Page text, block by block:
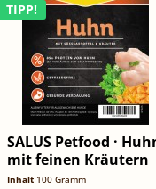
TIPP!
SALUS Petfood ·
mit feinen Kräutern
·...
Inhalt 100 Gramm